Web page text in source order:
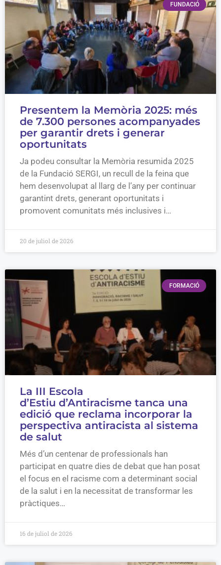
FUNDACIÓ
Presentem la Memòria 2025: més
de 7.300 persones acompanyades
per garantir drets i generar
oportunitats
Ja podeu consultar la Memòria resumida 2025
de la Fundació SERGI, un recull de la feina que
hem desenvolupat al llarg de l’any per continuar
garantint drets, generant oportunitats i
promovent comunitats més inclusives i…
20 de juliol de 2026
FORMACIÓ
La III Escola
d’Estiu d’Antiracisme tanca una
edició que reclama incorporar la
perspectiva antiracista al sistema
de salut
Més d’un centenar de professionals han
participat en quatre dies de debat que han posat
el focus en el racisme com a determinant social
de la salut i en la necessitat de transformar les
pràctiques…
16 de juliol de 2026